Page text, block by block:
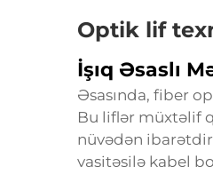
Optik lif
İşıq Əsaslı
Əsasında, fiber
Bu liflər müxtəlif
nüvədən ibarətdir
vasitəsilə kabel